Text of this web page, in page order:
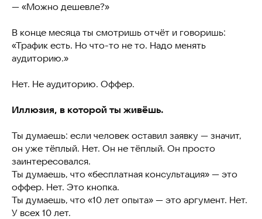
— «Можно дешевле?»
В конце месяца ты смотришь отчёт и говоришь:
«Трафик есть. Но что-то не то. Надо менять
аудиторию.»
Нет. Не аудиторию. Оффер.
Иллюзия, в которой ты живёшь.
Ты думаешь: если человек оставил заявку — значит,
он уже тёплый. Нет. Он не тёплый. Он просто
заинтересовался.
Ты думаешь, что «бесплатная консультация» — это
оффер. Нет. Это кнопка.
Ты думаешь, что «10 лет опыта» — это аргумент. Нет.
У всех 10 лет.